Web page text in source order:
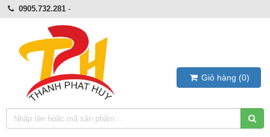
0905.732.281-
Giỏ hàng (0)